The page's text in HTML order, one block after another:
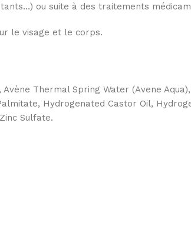
ou suite à des traitements
le visage et le corps.
Avène Thermal Spring Water (Avene
Hydrogenated Castor Oil,
Sulfate.